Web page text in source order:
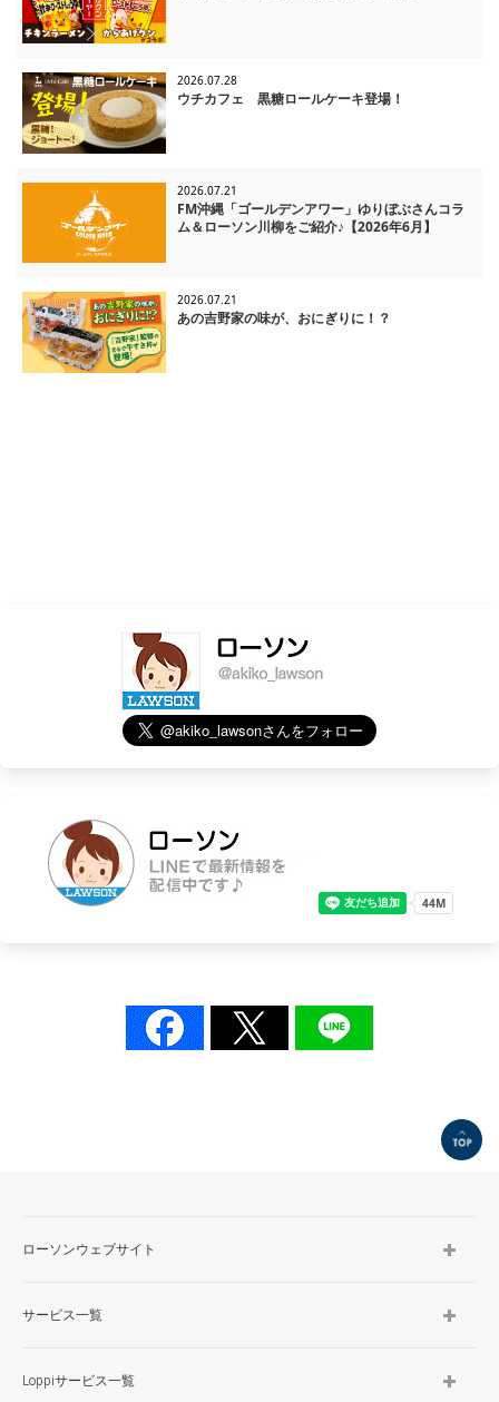
2026.07.28
ウチカフェ 黒糖ロールケーキ登場！
2026.07.21
FM沖縄「ゴールデンアワー」ゆりぼぶさんコラ
ム＆ローソン川柳をご紹介♪【2026年6月】
2026.07.21
あの吉野家の味が、おにぎりに！？
ローソンウェブサイト
サービス一覧
Loppiサービス一覧